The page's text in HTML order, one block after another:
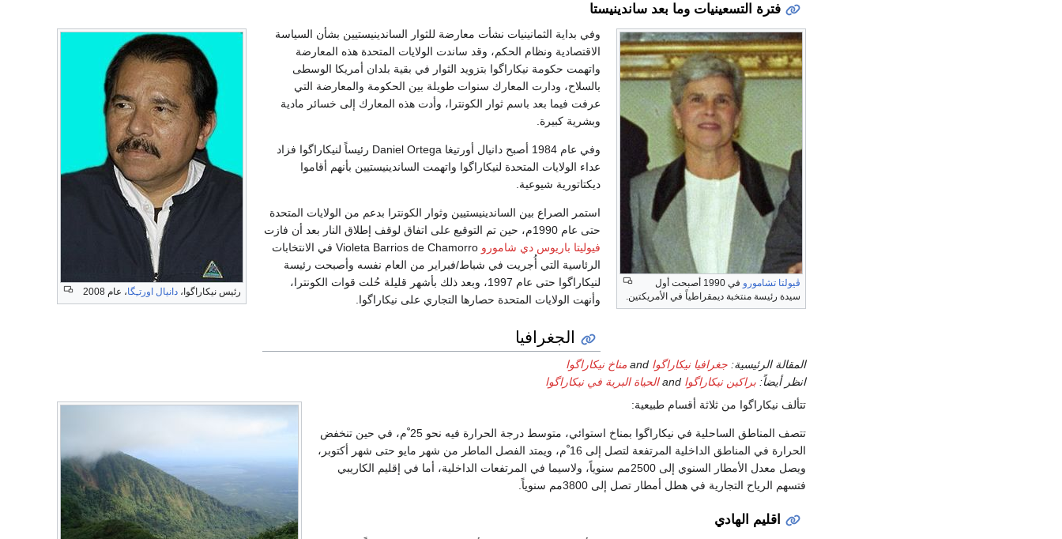
فترة التسعينيات وما بعد ساندينيستا
ڤيولتا تشامورو
في 1990 أصبحت أول
سيدة رئيسة منتخبة ديمقراطياً في الأمريكتين.
رئيس نيكاراگوا، دانيال اورتـِگا، عام 2008
وفي بداية الثمانينيات نشأت معارضة للثوار الساندينيستيين بشأن السياسة
الاقتصادية ونظام الحكم، وقد ساندت الولايات المتحدة هذه المعارضة
واتهمت حكومة نيكاراگوا بتزويد الثوار في بقية بلدان أمريكا الوسطى
بالسلاح، ودارت المعارك سنوات طويلة بين الحكومة والمعارضة التي
عرفت فيما بعد باسم ثوار الكونترا، وأدت هذه المعارك إلى خسائر مادية
وبشرية كبيرة.
وفي عام 1984 أصبح دانيال أورتيغا Daniel Ortega رئيساً لنيكاراگوا فزاد
عداء الولايات المتحدة لنيكاراگوا واتهمت الساندينيستيين بأنهم أقاموا
ديكتاتورية شيوعية.
استمر الصراع بين الساندينيستيين وثوار الكونترا بدعم من الولايات المتحدة
حتى عام 1990م، حين تم التوقيع على اتفاق لوقف إطلاق النار بعد أن فازت
فيوليتا باريوس دي شامورو
Violeta Barrios de Chamorro في الانتخابات
الرئاسية التي أُجريت في شباط/فبراير من العام نفسه وأصبحت رئيسة
لنيكاراگوا حتى عام 1997، وبعد ذلك بأشهر قليلة حُلت قوات الكونترا،
وأنهت الولايات المتحدة حصارها التجاري على نيكاراگوا.
الجغرافيا
المقالة الرئيسية: جغرافيا نيكاراگوا
مناخ نيكاراگوا
انظر أيضاً: براكين نيكاراگوا
الحياة البرية في نيكاراگوا
تتألف نيكاراگوا من ثلاثة أقسام طبيعية:
تتصف المناطق الساحلية في نيكاراگوا بمناخ استوائي، متوسط درجة الحرارة فيه نحو 25 ْم، في حين تنخفض
الحرارة في المناطق الداخلية المرتفعة لتصل إلى 16 ْم، ويمتد الفصل الماطر من شهر مايو حتى شهر أكتوبر،
ويصل معدل الأمطار السنوي إلى 2500مم سنوياً، ولاسيما في المرتفعات الداخلية، أما في إقليم الكاريبي
فتسهم الرياح التجارية في هطل أمطار تصل إلى 3800مم سنوياً.
اقليم الهادي